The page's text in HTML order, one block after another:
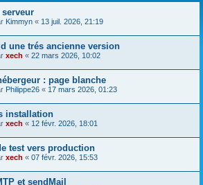
serveur
Kimmyn « 13 juil. 2026, 21:19
une trés ancienne version
xech « 22 mars 2026, 10:02
: page blanche
Philippe26 « 17 mars 2026, 01:23
installation
xech « 12 févr. 2026, 18:01
test vers production
xech « 07 févr. 2026, 15:53
et sendMail